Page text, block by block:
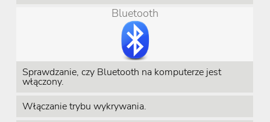
Bluetooth
Sprawdzanie, czy Bluetooth na komputerze jest
włączony.
Włączanie trybu wykrywania.